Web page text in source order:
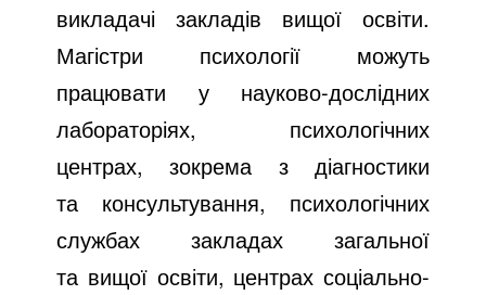
викладачі закладів вищої освіти.
Магістри психології можуть
працювати у науково-дослідних
лабораторіях, психологічних
центрах, зокрема з діагностики
та консультування, психологічних
службах закладах загальної
та вищої освіти, центрах соціально-